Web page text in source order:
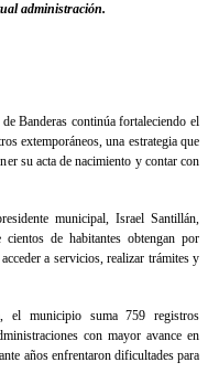
administración.
Banderas continúa fortaleciendo el
extemporáneos, una estrategia que
su acta de nacimiento y contar con
municipal, Israel Santillán,
de habitantes obtengan por
a servicios, realizar trámites y
el municipio suma 759 registros
con mayor avance en
años enfrentaron dificultades para